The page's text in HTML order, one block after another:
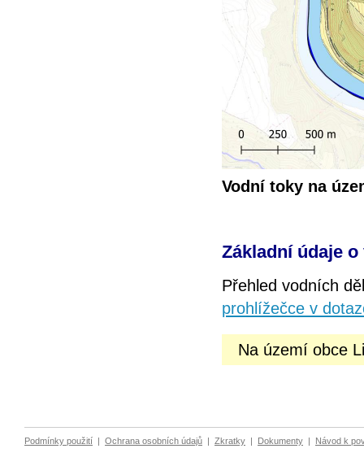
Vodní toky na
Základní údaje
Přehled vodních
prohlížečce v
Na území obce
Podmínky použití | Ochrana osobních údajů | Zkratky | Dokumenty | Návod k